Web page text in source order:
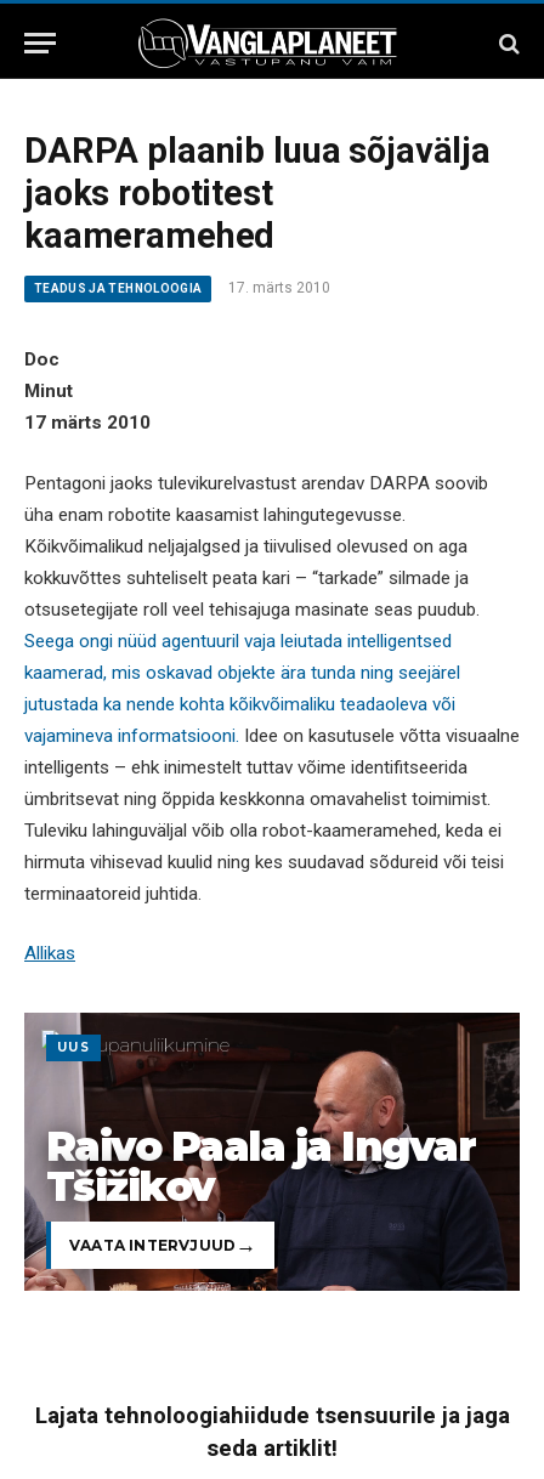
DARPA plaanib luua sõjavälja
jaoks robotitest
kaameramehed
TEADUS JA TEHNOLOOGIA 17. märts 2010
Doc
Minut
17 märts 2010
Pentagoni jaoks tulevikurelvastust arendav DARPA soovib
üha enam robotite kaasamist lahingutegevusse.
Kõikvõimalikud neljajalgsed ja tiivulised olevused on aga
kokkuvõttes suhteliselt peata kari – “tarkade” silmade ja
otsusetegijate roll veel tehisajuga masinate seas puudub.
Seega ongi nüüd agentuuril vaja leiutada intelligentsed
kaamerad, mis oskavad objekte ära tunda ning seejärel
jutustada ka nende kohta kõikvõimaliku teadaoleva või
vajamineva informatsiooni. Idee on kasutusele võtta visuaalne
intelligents – ehk inimestelt tuttav võime identifitseerida
ümbritsevat ning õppida keskkonna omavahelist toimimist.
Tuleviku lahinguväljal võib olla robot-kaameramehed, keda ei
hirmuta vihisevad kuulid ning kes suudavad sõdureid või teisi
terminaatoreid juhtida.
Allikas
UUS
Raivo Paala ja Ingvar
Tšižikov
VAATA INTERVJUUD
Lajata tehnoloogiahiidude tsensuurile ja jaga
seda artiklit!